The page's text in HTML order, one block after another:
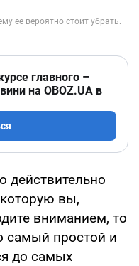
главного –
на OBOZ.UA в
действительно
вы,
вниманием, то
самый простой и
до самых